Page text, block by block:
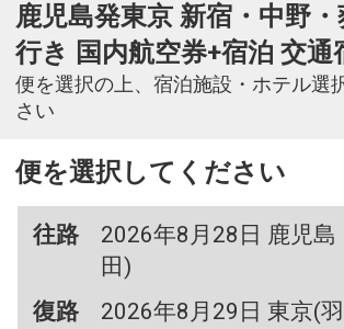
鹿児島発東京 新宿・中野
行き 国内航空券+宿泊 交通
便を選択の上、宿泊施設・ホテル選
さい
便を選択してください
往路
2026年8月28日 鹿児
田)
復路
2026年8月29日 東京(